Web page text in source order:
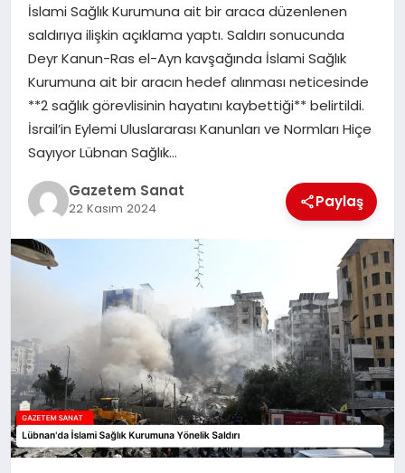
EKONOMI
SAĞLIK
DÜNYA
EĞITIM
İslami Sağlık Kurumuna ait bir araca düzenlenen
saldırıya ilişkin açıklama yaptı. Saldırı sonucunda
Deyr Kanun-Ras el-Ayn kavşağında İslami Sağlık
Kurumuna ait bir aracın hedef alınması neticesinde
**2 sağlık görevlisinin hayatını kaybettiği** belirtildi.
İsrail’in Eylemi Uluslararası Kanunları ve Normları Hiçe
Sayıyor Lübnan Sağlık…
Gazetem Sanat
22 Kasım 2024 Paylaş